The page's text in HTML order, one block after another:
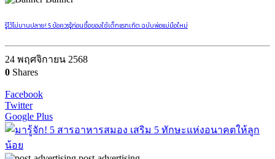
รู้ไว้ไม่บานปลาย! 5 ข้อควรรู้ก่อนซื้อของใช้เด็กแรกเกิด ฉบับพ่อแม่มือใหม่
24 พฤศจิกายน 2568
0 Shares
Facebook
Twitter
Google Plus